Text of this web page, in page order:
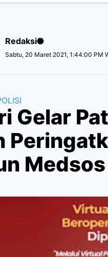
Redaksi
Sabtu, 20 Maret 2021, 1:44:00 PM
Gelar
Medsos